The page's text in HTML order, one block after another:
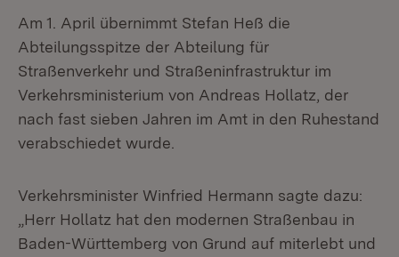
Am 1. April übernimmt Stefan Heß die
Abteilungsspitze der Abteilung für
Straßenverkehr und Straßeninfrastruktur im
Verkehrsministerium von Andreas Hollatz, der
nach fast sieben Jahren im Amt in den Ruhestand
verabschiedet wurde.
Verkehrsminister Winfried Hermann sagte dazu:
„Herr Hollatz hat den modernen Straßenbau in
Baden-Württemberg von Grund auf miterlebt und